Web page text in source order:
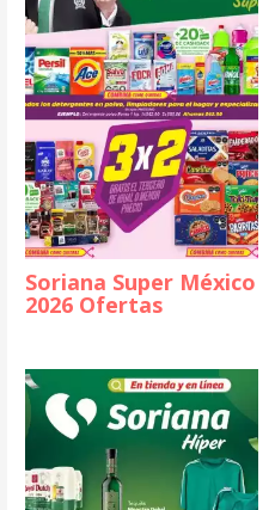
Soriana Super México
2026 Ofertas